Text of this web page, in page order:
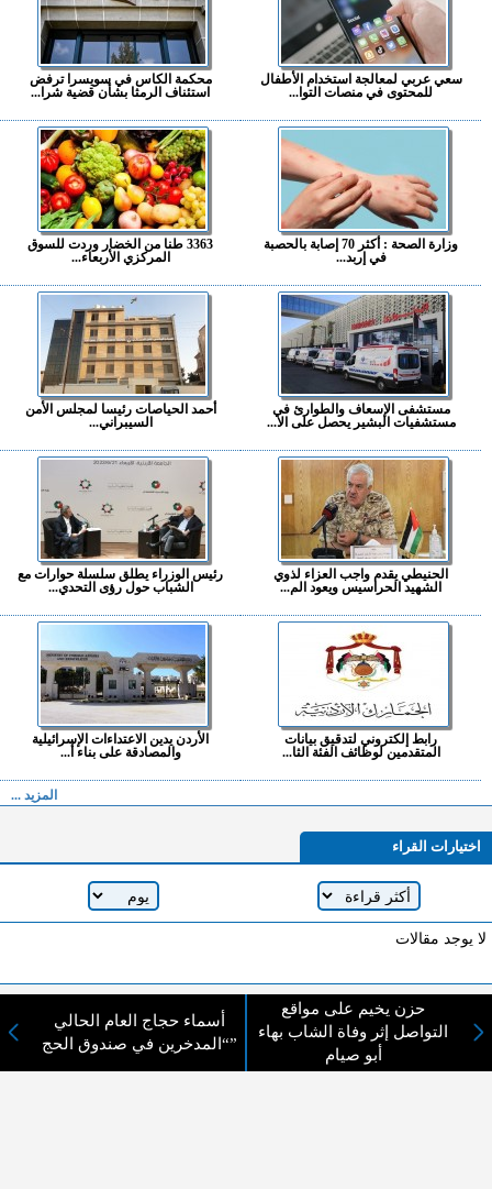
سعي عربي لمعالجة استخدام الأطفال
للمحتوى في منصات التوا...
محكمة الكاس في سويسرا ترفض
استئناف الرمثا بشأن قضية شرا...
وزارة الصحة : أكثر 70 إصابة بالحصبة
في إربد...
3363 طنا من الخضار وردت للسوق
المركزي الأربعاء...
مستشفى الإسعاف والطوارئ في
مستشفيات البشير يحصل على الا...
أحمد الحياصات رئيسا لمجلس الأمن
السيبراني...
الحنيطي يقدم واجب العزاء لذوي
الشهيد الحراسيس ويعود الم...
رئيس الوزراء يطلق سلسلة حوارات مع
الشباب حول رؤى التحدي...
رابط إلكتروني لتدقيق بيانات
المتقدمين لوظائف الفئة الثا...
الأردن يدين الاعتداءات الإسرائيلية
والمصادقة على بناء أ...
المزيد ...
اختيارات القراء
لا يوجد مقالات
حزن يخيم على مواقع
التواصل إثر وفاة الشاب بهاء
أبو صيام
أسماء حجاج العام الحالي
“المدخرين في صندوق الحج”
لا مانع من الإقتباس وإعادة النشر شريط ذكر المصدر ( المدينة نيوز ) - الآراء والتعليقات
المنشورة تعبر عن رأي أصحابها فقط